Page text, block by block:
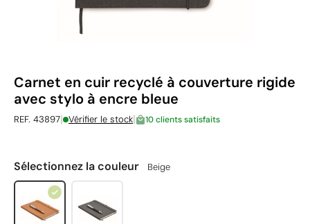
Carnet en cuir recyclé à couverture rigide
avec stylo à encre bleue
REF. 43897| Vérifier le stock| 10 clients satisfaits
Sélectionnez la couleur Beige